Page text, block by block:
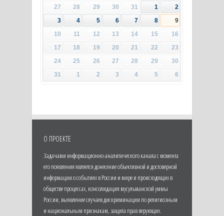
27 28 29 30 31 1
2
3
4 5 6 7 8
9
10
11 12 13 14 15
16
17
18 19 20 21 22
23
24
25 26 27 28 29
30
31
1 2 3 4 5 6
О ПРОЕКТЕ
Задачами информационно-аналитического канала с момента
его появления является донесение объективной и достоверной
информации о событиях в России и мире и происходящих в
обществе процессах, консолидация мусульманской уммы
России, выявление случаев дискриминации по религиозным
и национальным признакам, защита прав верующих.